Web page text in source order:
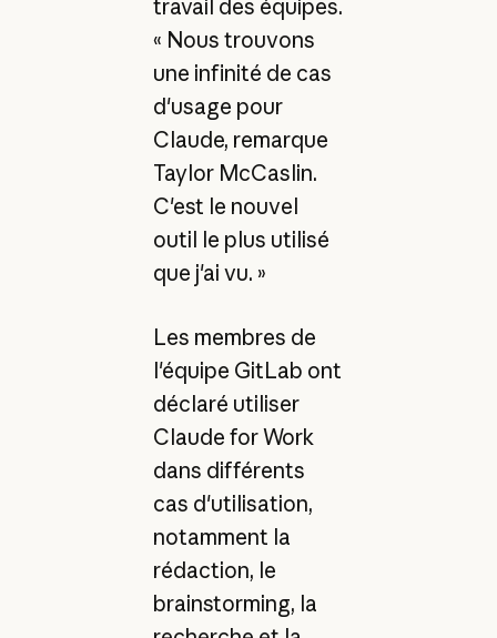
travail des équipes.
« Nous trouvons
une infinité de cas
d'usage pour
Claude, remarque
Taylor McCaslin.
C'est le nouvel
outil le plus utilisé
que j'ai vu. »
Les membres de
l'équipe GitLab ont
déclaré utiliser
Claude for Work
dans différents
cas d'utilisation,
notamment la
rédaction, le
brainstorming, la